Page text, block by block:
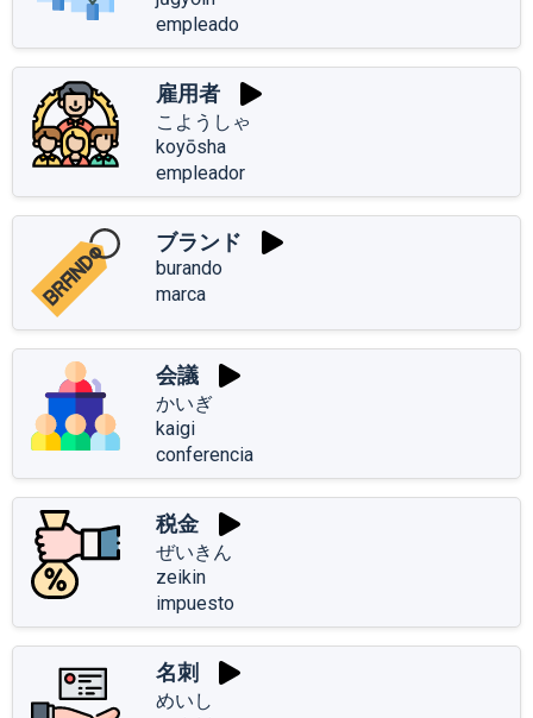
empleado
雇用者
こようしゃ
koyōsha
empleador
ブランド
burando
marca
会議
かいぎ
kaigi
conferencia
税金
ぜいきん
zeikin
impuesto
名刺
めいし